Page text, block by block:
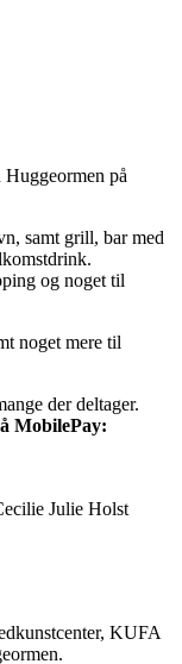
Huggeormen på
samt grill, bar med
og noget til
noget mere til
der deltager.
MobilePay:
Julie Holst
KUFA